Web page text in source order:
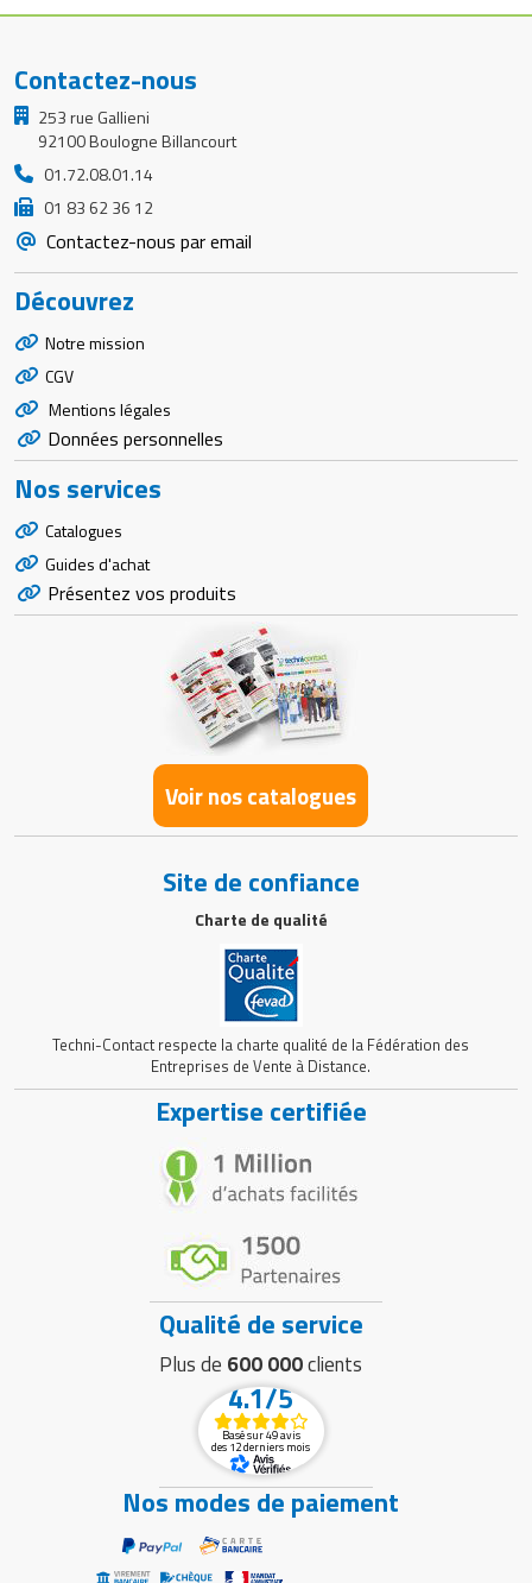
Contactez-nous
253 rue Gallieni
92100 Boulogne Billancourt
01.72.08.01.14
01 83 62 36 12
Contactez-nous par email
Découvrez
Notre mission
CGV
Mentions légales
Données personnelles
Nos services
Catalogues
Guides d'achat
Présentez vos produits
Voir nos catalogues
Site de confiance
Charte de qualité
Techni-Contact respecte la charte qualité de la Fédération des
Entreprises de Vente à Distance.
Expertise certifiée
Qualité de service
Plus de 600 000clients
4.1/5
Basé sur 49 avis
des 12 derniers mois
Nos modes de paiement